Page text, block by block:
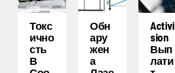
Токс
Ично
Сть
В
Обн
Ару
Жен
А
Activi
Sion
Вып
Лати